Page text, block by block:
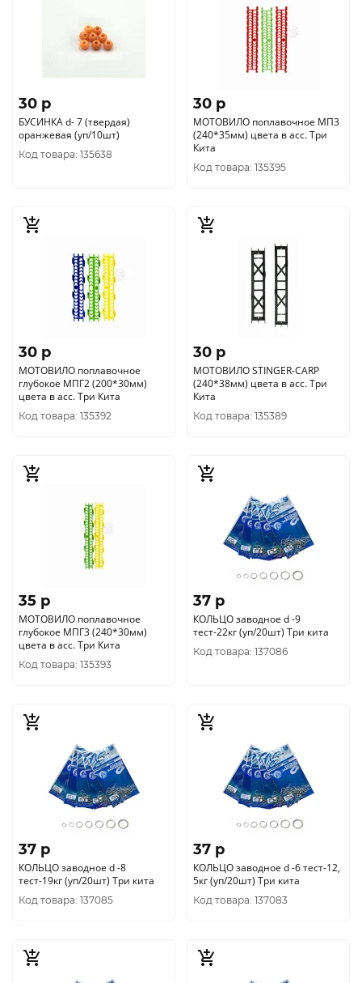
30 p
БУСИНКА d- 7 (твердая)
оранжевая (уп/10шт)
Код товара: 135638
30 p
МОТОВИЛО поплавочное МП3
(240*35мм) цвета в асс. Три
Кита
Код товара: 135395
30 p
МОТОВИЛО поплавочное
глубокое МПГ2 (200*30мм)
цвета в асс. Три Кита
Код товара: 135392
30 p
МОТОВИЛО STINGER-CARP
(240*38мм) цвета в асс. Три
Кита
Код товара: 135389
35 p
МОТОВИЛО поплавочное
глубокое МПГ3 (240*30мм)
цвета в асс. Три Кита
Код товара: 135393
37 p
КОЛЬЦО заводное d -9
тест-22кг (уп/20шт) Три кита
Код товара: 137086
37 p
КОЛЬЦО заводное d -8
тест-19кг (уп/20шт) Три кита
Код товара: 137085
37 p
КОЛЬЦО заводное d -6 тест-12,
5кг (уп/20шт) Три кита
Код товара: 137083